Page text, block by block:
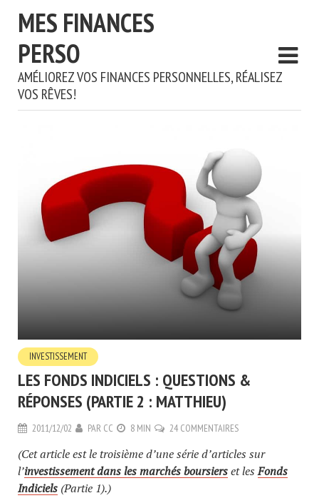
MES FINANCES
PERSO
AMÉLIOREZ VOS FINANCES PERSONNELLES, RÉALISEZ
VOS RÊVES!
INVESTISSEMENT
LES FONDS INDICIELS : QUESTIONS &
RÉPONSES (PARTIE 2 : MATTHIEU)
2011/12/02 PAR CC 8 MIN 24 COMMENTAIRES
(Cet article est le troisième d’une série d’articles sur
l’investissement dans les marchés boursierset lesFonds
Indiciels (Partie 1).)